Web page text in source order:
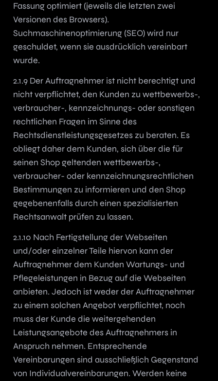
Fassung optimiert (jeweils die letzten zwei
Versionen des Browsers).
Suchmaschinenoptimierung (SEO) wird nur
geschuldet, wenn sie ausdrücklich vereinbart
wurde.
2.1.9 Der Auftragnehmer ist nicht berechtigt und
nicht verpflichtet, den Kunden zu wettbewerbs-,
verbraucher-, kennzeichnungs- oder sonstigen
rechtlichen Fragen im Sinne des
Rechtsdienstleistungsgesetzes zu beraten. Es
obliegt daher dem Kunden, sich über die für
seinen Shop geltenden wettbewerbs-,
verbraucher- oder kennzeichnungsrechtlichen
Bestimmungen zu informieren und den Shop
gegebenenfalls durch einen spezialisierten
Rechtsanwalt prüfen zu lassen.
2.1.10 Nach Fertigstellung der Webseiten
und/oder einzelner Teile hiervon kann der
Auftragnehmer dem Kunden Wartungs- und
Pflegeleistungen in Bezug auf die Webseiten
anbieten. Jedoch ist weder der Auftragnehmer
zu einem solchen Angebot verpflichtet, noch
muss der Kunde die weitergehenden
Leistungsangebote des Auftragnehmers in
Anspruch nehmen. Entsprechende
Vereinbarungen sind ausschließlich Gegenstand
von Individualvereinbarungen. Werden keine